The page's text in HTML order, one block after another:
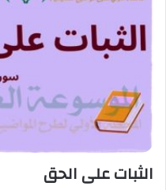
الثبات على الحق